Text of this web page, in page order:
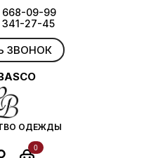
668-09-99
27-45
ЗВОНОК
ОДЕЖДЫ
0